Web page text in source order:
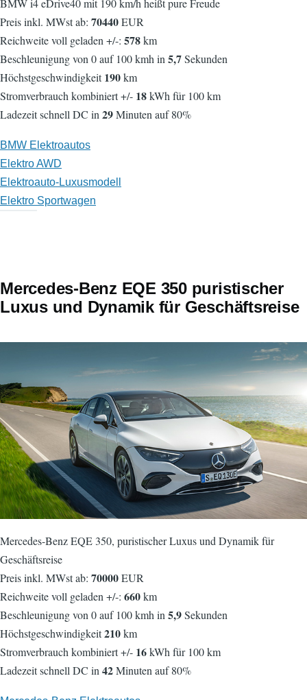
BMW i4 eDrive40 mit 190 km/h heißt pure Freude
Preis inkl. MWst ab: 70440EUR
Reichweite voll geladen +/-: 578km
Beschleunigung von 0 auf 100 kmh in5,7Sekunden
Höchstgeschwindigkeit190km
Stromverbrauch kombiniert +/- 18kWh für 100 km
Ladezeit schnell DC in29Minuten auf 80%
BMW Elektroautos
Elektro AWD
Elektroauto-Luxusmodell
Elektro Sportwagen
Mercedes-Benz EQE 350 puristischer
Luxus und Dynamik für Geschäftsreise
Mercedes-Benz EQE 350, puristischer Luxus und Dynamik für
Geschäftsreise
Preis inkl. MWst ab: 70000EUR
Reichweite voll geladen +/-: 660km
Beschleunigung von 0 auf 100 kmh in5,9Sekunden
Höchstgeschwindigkeit210km
Stromverbrauch kombiniert +/- 16kWh für 100 km
Ladezeit schnell DC in42Minuten auf 80%